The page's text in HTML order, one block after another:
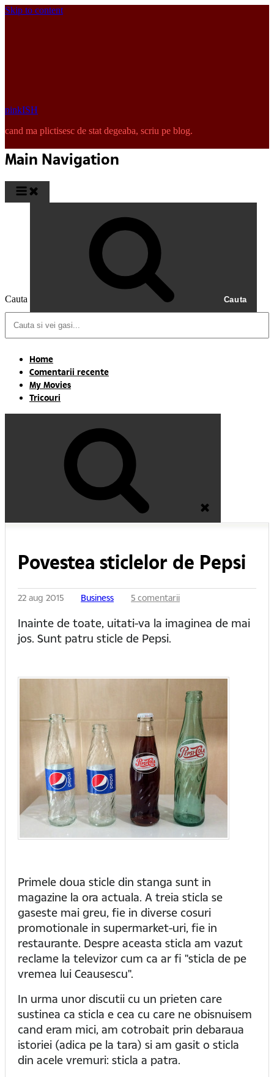
Skip to content
pinkISH
cand ma plictisesc de stat degeaba, scriu pe blog.
Main Navigation
Cauta Cauta
Home
Comentarii recente
My Movies
Tricouri
Povestea sticlelor de Pepsi
22 aug 2015 Business 5 comentarii
Inainte de toate, uitati-va la imaginea de mai
jos. Sunt patru sticle de Pepsi.
Primele doua sticle din stanga sunt in
magazine la ora actuala. A treia sticla se
gaseste mai greu, fie in diverse cosuri
promotionale in supermarket-uri, fie in
restaurante. Despre aceasta sticla am vazut
reclame la televizor cum ca ar fi "sticla de pe
vremea lui Ceausescu".
In urma unor discutii cu un prieten care
sustinea ca sticla e cea cu care ne obisnuisem
cand eram mici, am cotrobait prin debaraua
istoriei (adica pe la tara) si am gasit o sticla
din acele vremuri: sticla a patra.